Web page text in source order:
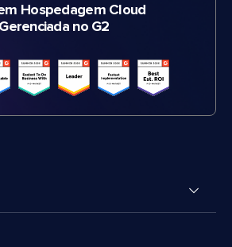
Hospedagem Cloud
Gerenciada no G2